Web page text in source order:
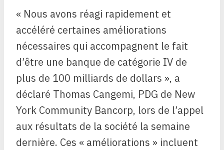
« Nous avons réagi rapidement et
accéléré certaines améliorations
nécessaires qui accompagnent le fait
d’être une banque de catégorie IV de
plus de 100 milliards de dollars », a
déclaré Thomas Cangemi, PDG de New
York Community Bancorp, lors de l’appel
aux résultats de la société la semaine
dernière. Ces « améliorations » incluent